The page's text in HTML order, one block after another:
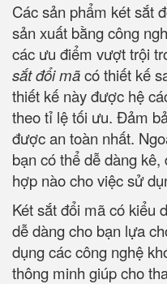
Các sản phẩm két sắt
sản xuất bằng công
các ưu điểm vượt trội
sắt đổi mãcó thiết kế
thiết kế này được hệ
theo tỉ lệ tối ưu. Đảm
được an toàn nhất.
bạn có thể dễ dàng
hợp nào cho việc sử
Két sắt đổi mã có kiểu
dễ dàng cho bạn lựa
dụng các công nghệ
thông minh giúp cho